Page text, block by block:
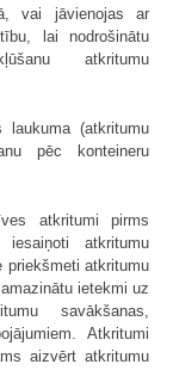
vai jāvienojas ar
lai nodrošinātu
atkritumu
laukuma (atkritumu
pēc konteineru
atkritumi pirms
atkritumu
priekšmeti atkritumu
ietekmi uz
savākšanas,
Atkritumi
aizvērt atkritumu